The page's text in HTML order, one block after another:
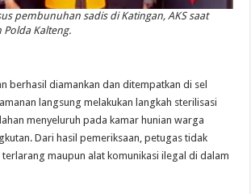
pembunuhan sadis di Katingan, AKS saat
Kalteng.
berhasil diamankan dan ditempatkan di sel
langsung melakukan langkah sterilisasi
menyeluruh pada kamar hunian warga
Dari hasil pemeriksaan, petugas tidak
maupun alat komunikasi ilegal di dalam